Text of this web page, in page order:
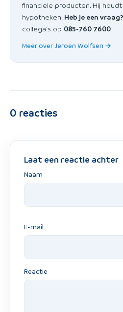
financiele producten. Hij
hypotheken. Heb je een vraag?
collega's op 085-760 7600
Meer over Jeroen Wolfsen →
0 reacties
Laat een reactie achter
Naam
E-mail
Reactie